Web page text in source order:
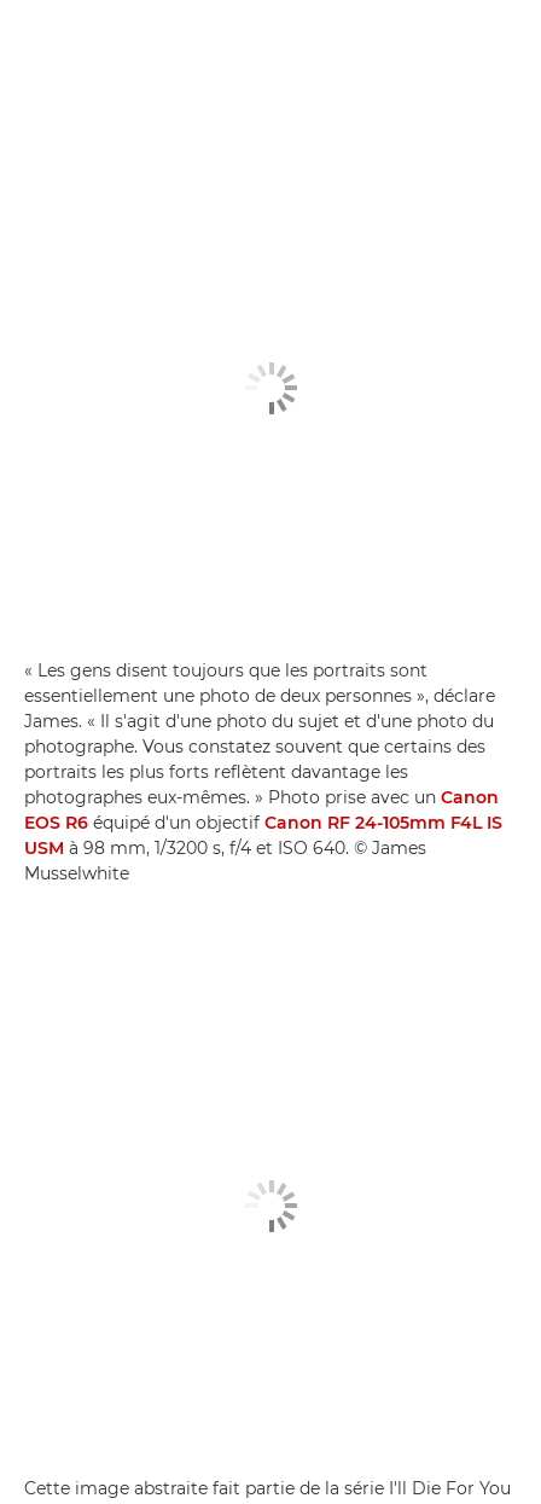
« Les gens disent toujours que les portraits sont
essentiellement une photo de deux personnes », déclare
James. « Il s'agit d'une photo du sujet et d'une photo du
photographe. Vous constatez souvent que certains des
portraits les plus forts reflètent davantage les
photographes eux-mêmes. » Photo prise avec un Canon
EOS R6 équipé d'un objectif Canon RF 24-105mm F4L IS
USM à 98 mm, 1/3200 s, f/4 et ISO 640. © James
Musselwhite
Cette image abstraite fait partie de la série I'll Die For You